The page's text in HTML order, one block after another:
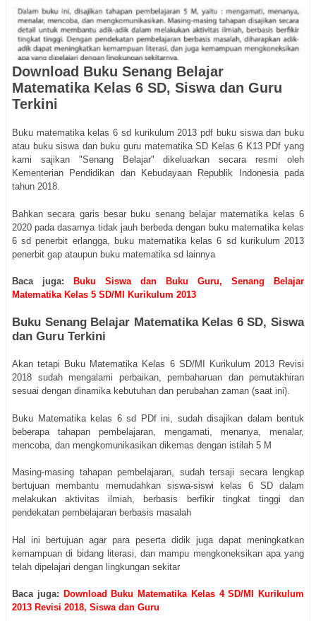
Download Buku Senang Belajar
Matematika Kelas 6 SD, Siswa dan Guru
Terkini
Buku matematika kelas 6 sd kurikulum 2013 pdf buku siswa dan buku
atau buku siswa dan buku guru matematika SD Kelas 6 K13 PDf yang
kami sajikan "Senang Belajar" dikeluarkan secara resmi oleh
Kementerian Pendidikan dan Kebudayaan Republik Indonesia pada
tahun 2018.
Bahkan secara garis besar buku senang belajar matematika kelas 6
2020 pada dasarnya tidak jauh berbeda dengan buku matematika kelas
6 sd penerbit erlangga, buku matematika kelas 6 sd kurikulum 2013
penerbit gap ataupun buku matematika sd lainnya
Baca juga:
Buku Siswa dan Buku Guru, Senang Belajar
Matematika Kelas 5 SD/MI Kurikulum 2013
Buku Senang Belajar Matematika Kelas 6 SD, Siswa
dan Guru Terkini
Akan tetapi Buku Matematika Kelas 6 SD/MI Kurikulum 2013 Revisi
2018 sudah mengalami perbaikan, pembaharuan dan pemutakhiran
sesuai dengan dinamika kebutuhan dan perubahan zaman (saat ini).
Buku Matematika kelas 6 sd PDf ini, sudah disajikan dalam bentuk
beberapa tahapan pembelajaran, mengamati, menanya, menalar,
mencoba, dan mengkomunikasikan dikemas dengan istilah 5 M
Masing-masing tahapan pembelajaran, sudah tersaji secara lengkap
bertujuan membantu memudahkan siswa-siswi kelas 6 SD dalam
melakukan aktivitas ilmiah, berbasis berfikir tingkat tinggi dan
pendekatan pembelajaran berbasis masalah
Hal ini bertujuan agar para peserta didik juga dapat meningkatkan
kemampuan di bidang literasi, dan mampu mengkoneksikan apa yang
telah dipelajari dengan lingkungan sekitar
Baca juga: Download Buku Matematika Kelas 4 SD/MI Kurikulum
2013 Revisi 2018, Siswa dan Guru